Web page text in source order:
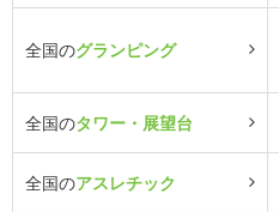
全国のグランピング
全国のタワー・展望台
全国のアスレチック